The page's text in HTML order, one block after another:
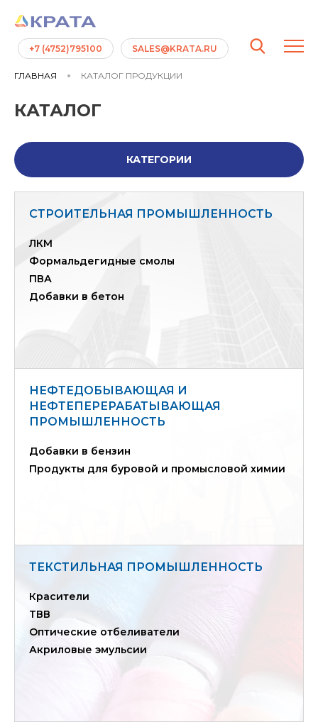
+7 (4752)795100 SALES@KRATA.RU
ГЛАВНАЯ КАТАЛОГ ПРОДУКЦИИ
КАТАЛОГ
КАТЕГОРИИ
СТРОИТЕЛЬНАЯ ПРОМЫШЛЕННОСТЬ
ЛКМ
Формальдегидные смолы
ПВА
Добавки в бетон
НЕФТЕДОБЫВАЮЩАЯ И
НЕФТЕПЕРЕРАБАТЫВАЮЩАЯ
ПРОМЫШЛЕННОСТЬ
Добавки в бензин
Продукты для буровой и промысловой химии
ТЕКСТИЛЬНАЯ ПРОМЫШЛЕННОСТЬ
Красители
ТВВ
Оптические отбеливатели
Акриловые эмульсии